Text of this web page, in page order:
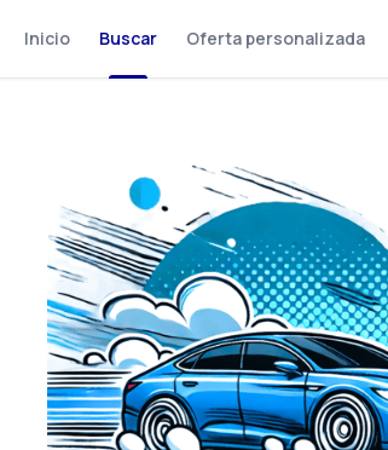
Inicio Buscar Oferta personalizada